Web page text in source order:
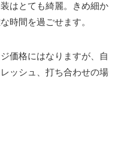
はとても綺麗。きめ細か
時間を過ごせます。
価格にはなりますが、自
ッシュ、打ち合わせの場